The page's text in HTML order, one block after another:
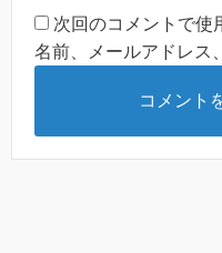
次回のコメントで使
名前、メールアドレス